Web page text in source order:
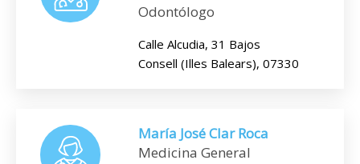
Odontólogo
Calle Alcudia, 31 Bajos
Consell (Illes Balears), 07330
María José Clar Roca
Medicina General